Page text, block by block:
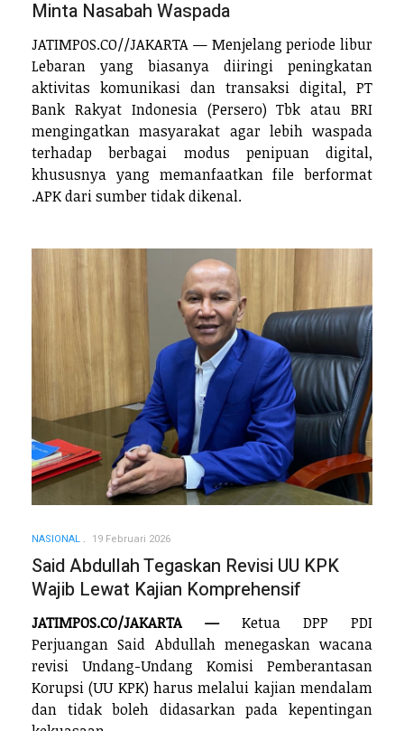
Minta Nasabah Waspada
JATIMPOS.CO//JAKARTA — Menjelang periode libur
Lebaran yang biasanya diiringi peningkatan
aktivitas komunikasi dan transaksi digital, PT
Bank Rakyat Indonesia (Persero) Tbk atau BRI
mengingatkan masyarakat agar lebih waspada
terhadap berbagai modus penipuan digital,
khususnya yang memanfaatkan file berformat
.APK dari sumber tidak dikenal.
NASIONAL 19 Februari 2026
Said Abdullah Tegaskan Revisi UU KPK
Wajib Lewat Kajian Komprehensif
JATIMPOS.CO/JAKARTA —Ketua DPP PDI
Perjuangan Said Abdullah menegaskan wacana
revisi Undang-Undang Komisi Pemberantasan
Korupsi (UU KPK) harus melalui kajian mendalam
dan tidak boleh didasarkan pada kepentingan